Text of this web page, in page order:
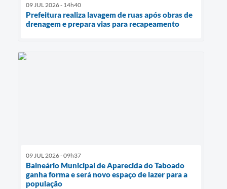
09 JUL 2026 - 14h40
Prefeitura realiza lavagem de ruas após obras de
drenagem e prepara vias para recapeamento
09 JUL 2026 - 09h37
Balneário Municipal de Aparecida do Taboado
ganha forma e será novo espaço de lazer para a
população